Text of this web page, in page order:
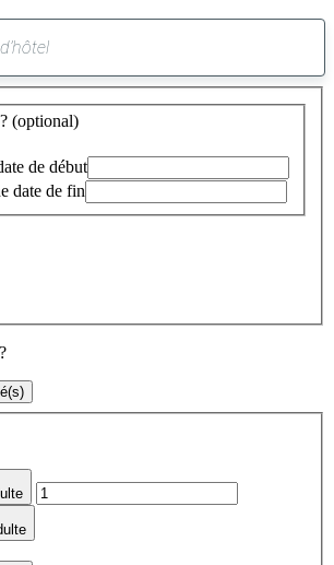
suggestion
trouvée
(optional)
de début
date de fin